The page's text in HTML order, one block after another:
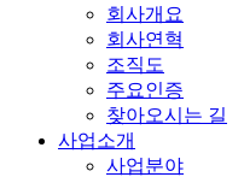
회사개요
회사연혁
조직도
주요인증
찾아오시는 길
사업소개
사업분야